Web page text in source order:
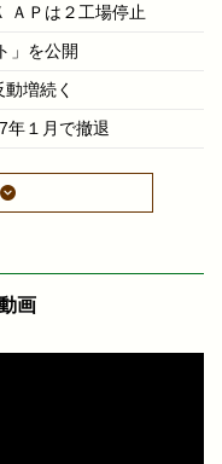
Ｐは２工場停止
」を公開
増続く
１月で撤退
画